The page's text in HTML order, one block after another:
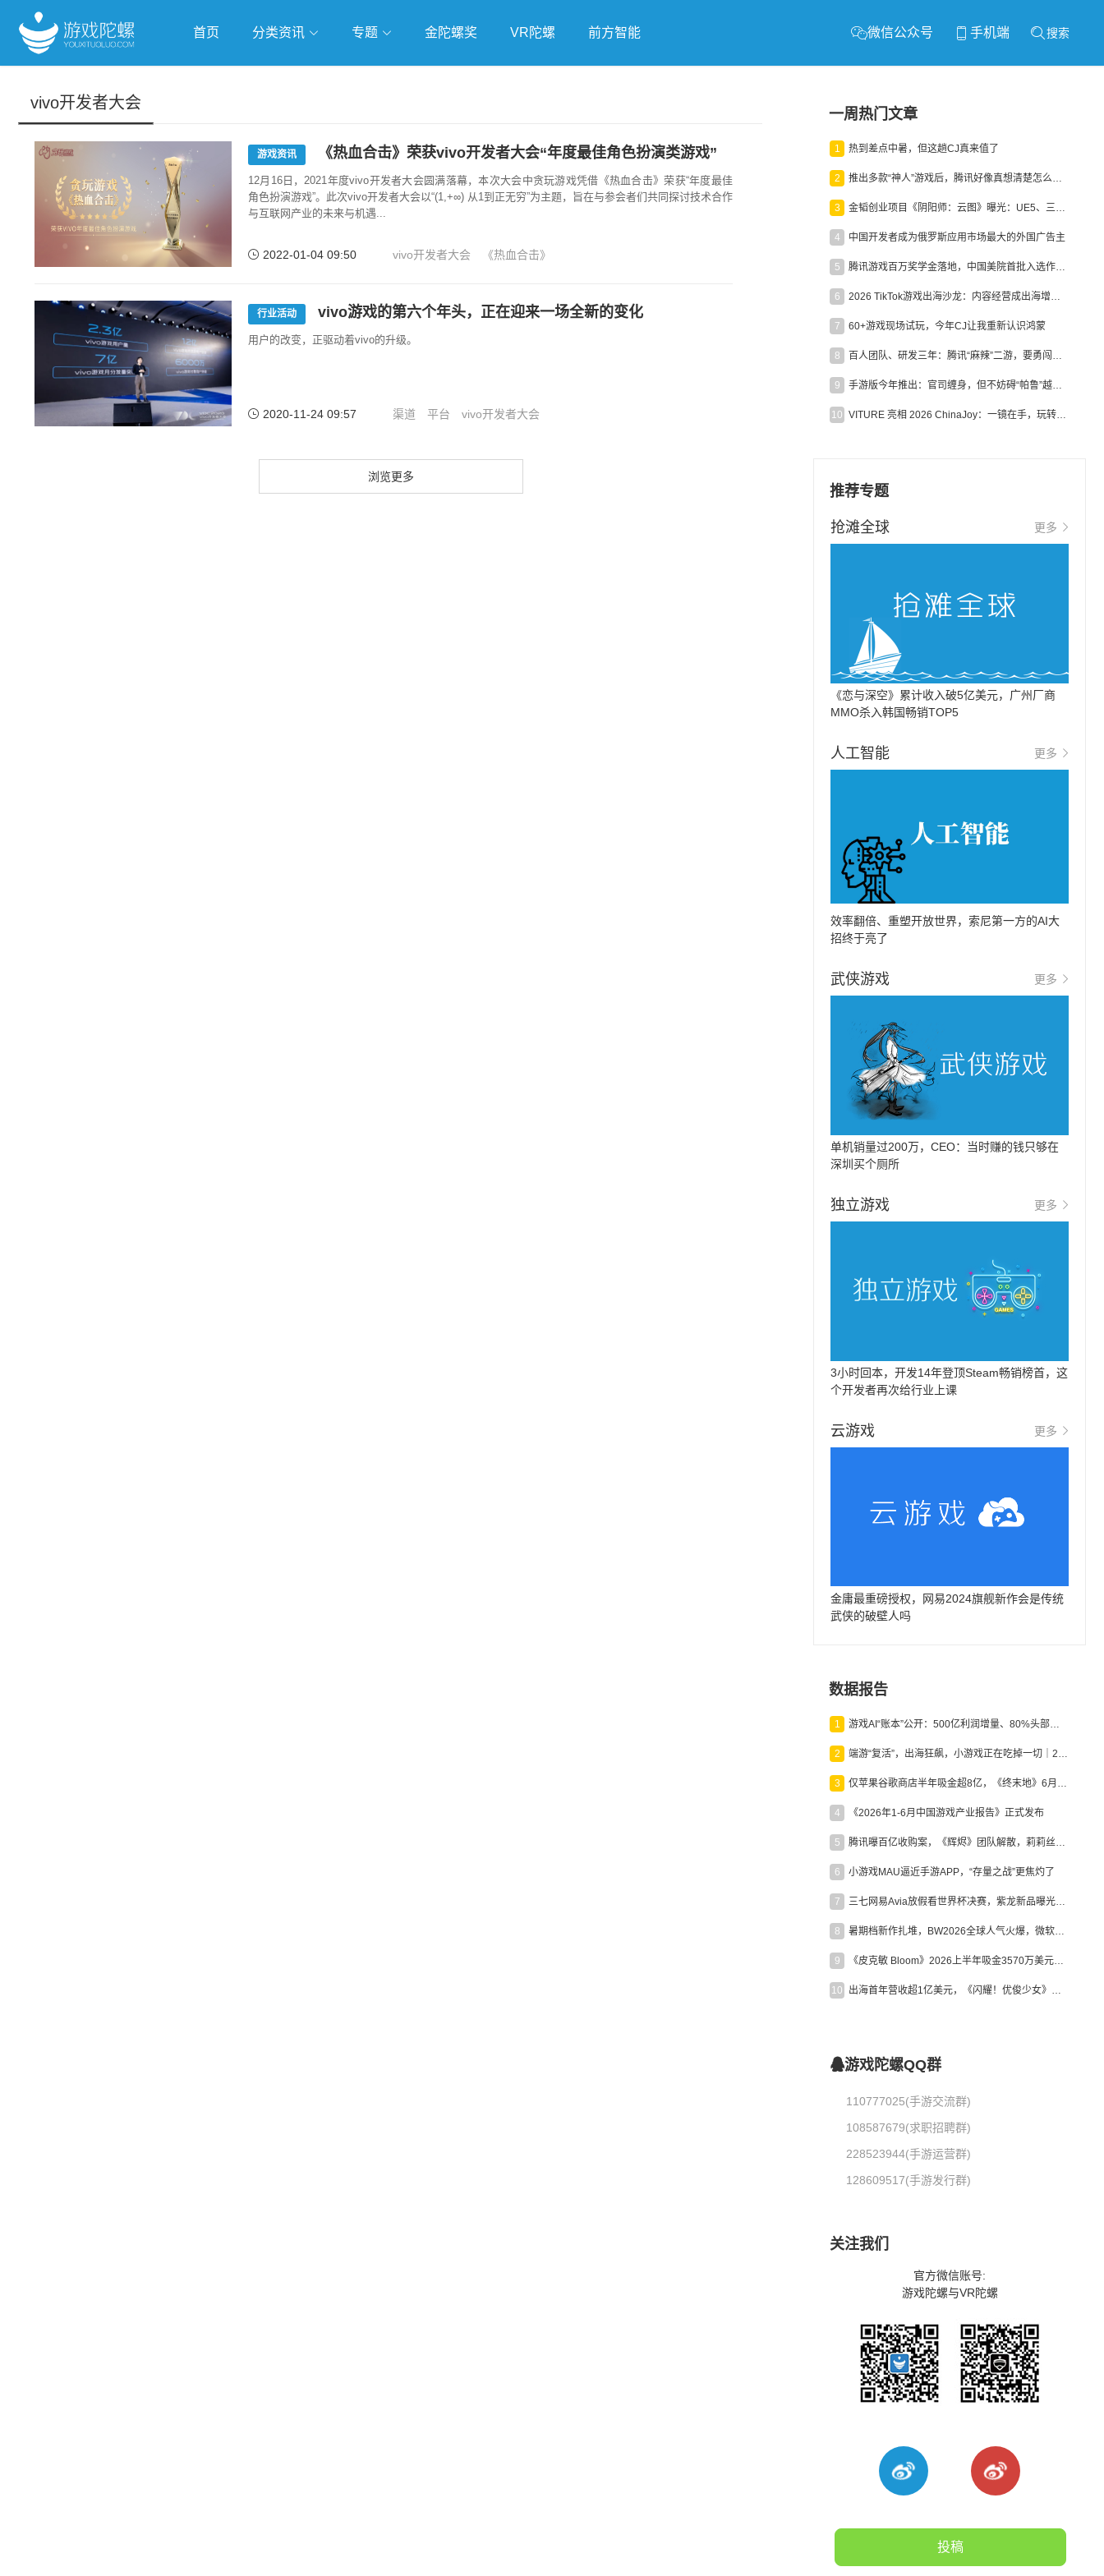
首页 分类资讯 专题 金陀螺奖 VR陀螺 前方智能 微信公众号 手机端 搜索
vivo开发者大会
游戏资讯 《热血合击》荣获vivo开发者大会“年度最佳角色扮演类游戏”
12月16日，2021年度vivo开发者大会圆满落幕，本次大会中贪玩游戏凭借《热血合击》荣获“年度最佳
角色扮演游戏”。此次vivo开发者大会以“(1,+∞) 从1到正无穷”为主题，旨在与参会者们共同探讨技术合作
与互联网产业的未来与机遇...
2022-01-04 09:50 vivo开发者大会 《热血合击》
行业活动 vivo游戏的第六个年头，正在迎来一场全新的变化
用户的改变，正驱动着vivo的升级。
2020-11-24 09:57 渠道 平台 vivo开发者大会
浏览更多
一周热门文章
1 热到差点中暑，但这趟CJ真来值了
2 推出多款“神人”游戏后，腾讯好像真想清楚怎么做二次元了
3 金韬创业项目《阴阳师：云图》曝光：UE5、三端互通、ARPG
4 中国开发者成为俄罗斯应用市场最大的外国广告主
5 腾讯游戏百万奖学金落地，中国美院首批入选作品获业内关注
6 2026 TikTok游戏出海沙龙：内容经营成出海增长新引擎
7 60+游戏现场试玩，今年CJ让我重新认识鸿蒙
8 百人团队、研发三年：腾讯“麻辣”二游，要勇闯男性恋爱市场
9 手游版今年推出：官司缠身，但不妨碍“帕鲁”越来越火
10 VITURE 亮相 2026 ChinaJoy：一镜在手，玩转全场！
推荐专题
抢滩全球 更多
《恋与深空》累计收入破5亿美元，广州厂商
MMO杀入韩国畅销TOP5
人工智能 更多
效率翻倍、重塑开放世界，索尼第一方的AI大
招终于亮了
武侠游戏 更多
单机销量过200万，CEO：当时赚的钱只够在
深圳买个厕所
独立游戏 更多
3小时回本，开发14年登顶Steam畅销榜首，这
个开发者再次给行业上课
云游戏 更多
金庸最重磅授权，网易2024旗舰新作会是传统
武侠的破壁人吗
数据报告
1 游戏AI“账本”公开：500亿利润增量、80%头部入局，谁在闷声发财？
2 端游“复活”，出海狂飙，小游戏正在吃掉一切｜2026上半年产业报告
3 仅苹果谷歌商店半年吸金超8亿，《终末地》6月份收入显著回暖
4 《2026年1-6月中国游戏产业报告》正式发布
5 腾讯曝百亿收购案，《辉烬》团队解散，莉莉丝新作曝光｜陀螺周报
6 小游戏MAU逼近手游APP，“存量之战”更焦灼了
7 三七网易Avia放假看世界杯决赛，紫龙新品曝光，米哈游新作上线 | 陀螺周报
8 暑期档新作扎堆，BW2026全球人气火爆，微软XBOX大裁员|陀螺周报
9 《皮克敏 Bloom》2026上半年吸金3570万美元，中国台湾成最大市场
10 出海首年营收超1亿美元，《闪耀！优俊少女》美国市场占比达七成
游戏陀螺QQ群
110777025(手游交流群)
108587679(求职招聘群)
228523944(手游运营群)
128609517(手游发行群)
关注我们
官方微信账号:
游戏陀螺与VR陀螺
投稿